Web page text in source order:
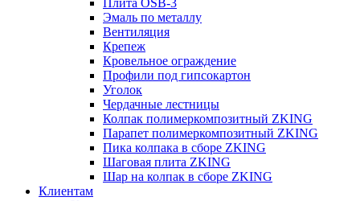
Плита OSB-3
Эмаль по металлу
Вентиляция
Крепеж
Кровельное ограждение
Профили под гипсокартон
Уголок
Чердачные лестницы
Колпак полимеркомпозитный ZKING
Парапет полимеркомпозитный ZKING
Пика колпака в сборе ZKING
Шаговая плита ZKING
Шар на колпак в сборе ZKING
Клиентам